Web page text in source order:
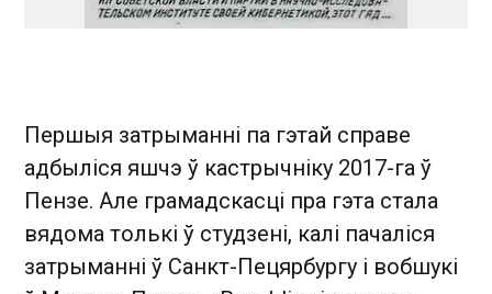
Першыя затрыманні па гэтай справе
адбыліся яшчэ ў кастрычніку 2017-га ў
Пензе. Але грамадскасці пра гэта стала
вядома толькі ў студзені, калі пачаліся
затрыманні ў Санкт-Пецярбургу і вобшукі